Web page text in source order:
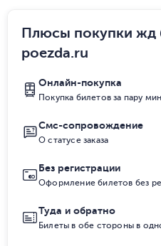
Плюсы покупки жд
poezda.ru
Онлайн-покупка
Покупка билетов за пару
Смс-сопровождение
О статусе заказа
Без регистрации
Оформление билетов без
Туда и обратно
Билеты в обе стороны в